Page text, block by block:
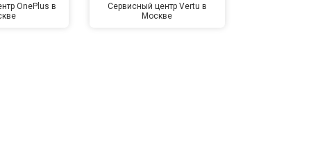
OnePlus в
Сервисный центр Vertu в
Москве